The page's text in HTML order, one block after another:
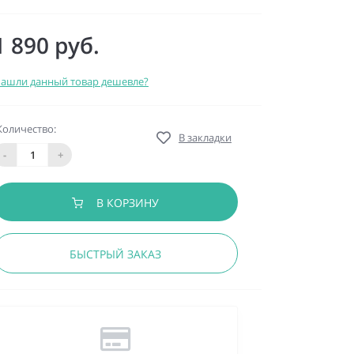
890 руб.
данный товар дешевле?
-
+
В закладки
В КОРЗИНУ
БЫСТРЫЙ ЗАКАЗ